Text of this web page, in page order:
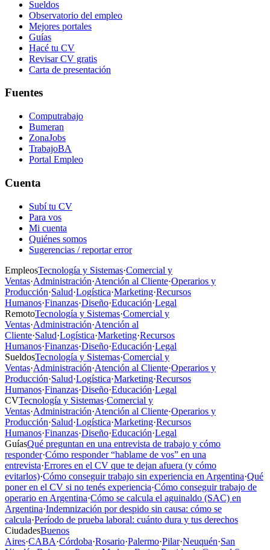
Sueldos
Observatorio del empleo
Mejores portales
Guías
Hacé tu CV
Revisar CV gratis
Carta de presentación
Fuentes
Computrabajo
Bumeran
ZonaJobs
TrabajoBA
Portal Empleo
Cuenta
Subí tu CV
Para vos
Mi cuenta
Quiénes somos
Sugerencias / reportar error
EmpleosTecnología y Sistemas·Comercial y
Ventas·Administración·Atención al Cliente·Operarios y
Producción·Salud·Logística·Marketing·Recursos
Humanos·Finanzas·Diseño·Educación·Legal
RemotoTecnología y Sistemas·Comercial y
Ventas·Administración·Atención al
Cliente·Salud·Logística·Marketing·Recursos
Humanos·Finanzas·Diseño·Educación·Legal
SueldosTecnología y Sistemas·Comercial y
Ventas·Administración·Atención al Cliente·Operarios y
Producción·Salud·Logística·Marketing·Recursos
Humanos·Finanzas·Diseño·Educación·Legal
CVTecnología y Sistemas·Comercial y
Ventas·Administración·Atención al Cliente·Operarios y
Producción·Salud·Logística·Marketing·Recursos
Humanos·Finanzas·Diseño·Educación·Legal
GuíasQué preguntan en una entrevista de trabajo y cómo
responder·Cómo responder “hablame de vos” en una
entrevista·Errores en el CV que te dejan afuera (y cómo
evitarlos)·Cómo conseguir trabajo sin experiencia en Argentina·Qué
poner en el CV si no tenés experiencia·Cómo conseguir trabajo de
operario en Argentina·Cómo se calcula el aguinaldo (SAC) en
Argentina·Indemnización por despido sin causa: cómo se
calcula·Período de prueba laboral: cuánto dura y tus derechos
CiudadesBuenos
Aires·CABA·Córdoba·Rosario·Palermo·Pilar·Neuquén·San